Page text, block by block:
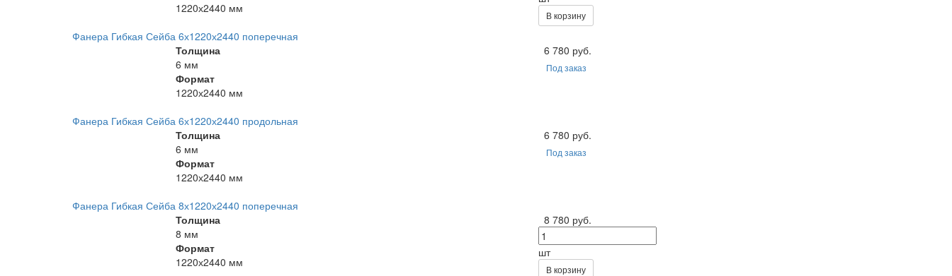
1220х2440 мм
В корзину
Фанера Гибкая Сейба 6х1220х2440 поперечная
Толщина
6 мм
Формат
1220х2440 мм
6 780 руб.
Под заказ
Фанера Гибкая Сейба 6х1220х2440 продольная
Толщина
6 мм
Формат
1220х2440 мм
6 780 руб.
Под заказ
Фанера Гибкая Сейба 8х1220х2440 поперечная
Толщина
8 мм
Формат
1220х2440 мм
8 780 руб.
шт
В корзину